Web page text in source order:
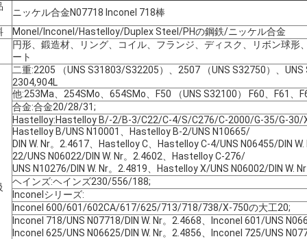
ニッケル合金N07718 Inconel 718棒
Monel/Inconel/Hastelloy/Duplex Steel/PHの鋼鉄/ニッケル合金
円形、鍛造材、リング、コイル、フランジ、ディスク、リボン球形
ート
二重:2205 （UNS S31803/S32205）、2507 （UNS S32750）、
2304,904L
他:253Ma、254SMo、654SMo、F50 （UNS S32100） F60、F61、
合金:合金20/28/31;
Hastelloy:Hastelloy B/-2/B-3/C22/C-4/S/C276/C-2000/G-35/G-30/
Hastelloy B/UNS N10001、Hastelloy B-2/UNS N10665/
DIN W. Nr。2.4617、Hastelloy C、Hastelloy C-4/UNS N06455/DIN
22/UNS N06022/DIN W. Nr。2.4602、Hastelloy C-276/
UNS N10276/DIN W. Nr。2.4819、Hastelloy X/UNS N06002/DIN W.
ヘインズ:ヘインズ230/556/188;
Inconelシリーズ:
Inconel 600/601/602CA/617/625/713/718/738/X-750の大工20;
Inconel 718/UNS N07718/DIN W. Nr。2.4668、Inconel 601/UNS
Inconel 625/UNS N06625/DIN W. Nr。2.4856、Inconel 725/UNS